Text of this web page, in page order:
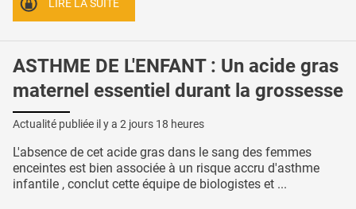
LIRE LA SUITE
ASTHME DE L'ENFANT : Un acide gras
maternel essentiel durant la grossesse
Actualité publiée il y a 2 jours 18 heures
L'absence de cet acide gras dans le sang des femmes
enceintes est bien associée à un risque accru d'asthme
infantile , conclut cette équipe de biologistes et ...